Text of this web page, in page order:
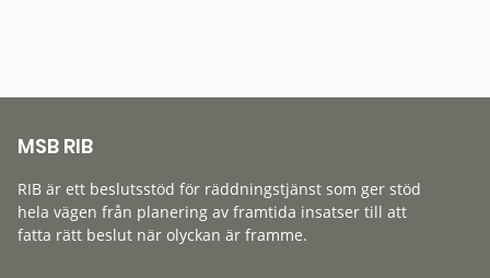
MSB RIB
RIB är ett beslutsstöd för räddningstjänst som ger stöd
hela vägen från planering av framtida insatser till att
fatta rätt beslut när olyckan är framme.